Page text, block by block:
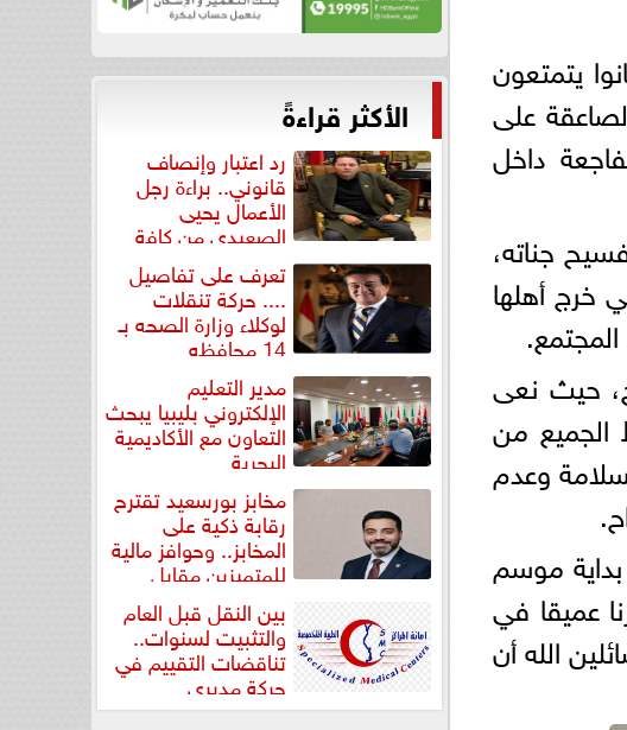
يتمتعون
على
داخل
جناته،
خرج أهلها
حيث نعى
الجميع من
وعدم
موسم
عميقا في
الله أن
الأكثر قراءةً
رد اعتبار وإنصاف
قانوني.. براءة رجل
الأعمال يحيى
الصعيدي من كافة
التهم... تعرف على تفاصيل
.... حركة تنقلات
لوكلاء وزارة الصحه بـ
14 محافظه
مدير التعليم
الإلكتروني بليبيا يبحث
التعاون مع الأكاديمية
البحرية
مخابز بورسعيد تقترح
رقابة ذكية على
المخابز.. وحوافز مالية
للمتميزين مقابل
بين النقل قبل العام
والتثبيت لسنوات..
تناقضات التقييم في
حركة مديري
”مستشفيات...